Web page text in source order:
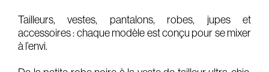
Post-Producing
Voix Off
Tailleurs, vestes, pantalons, robes, jupes et
accessoires : chaque modèle est conçu pour se mixer
à l’envi.